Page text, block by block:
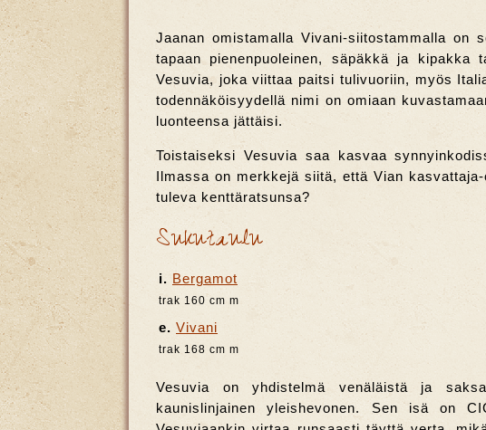
Jaanan omistamalla Vivani-siitostammalla on
tapaan pienenpuoleinen, säpäkkä ja
Vesuvia, joka viittaa paitsi tulivuoriin, myös
todennäköisyydellä nimi on omiaan
luonteensa jättäisi.
Toistaiseksi Vesuvia saa kasvaa
Ilmassa on merkkejä siitä, että Vian
tuleva kenttäratsunsa?
Sukutaulu
i. Bergamot
trak 160 cm m
e. Vivani
trak 168 cm m
Vesuvia on yhdistelmä venäläistä ja
kaunislinjainen yleishevonen. Sen isä on